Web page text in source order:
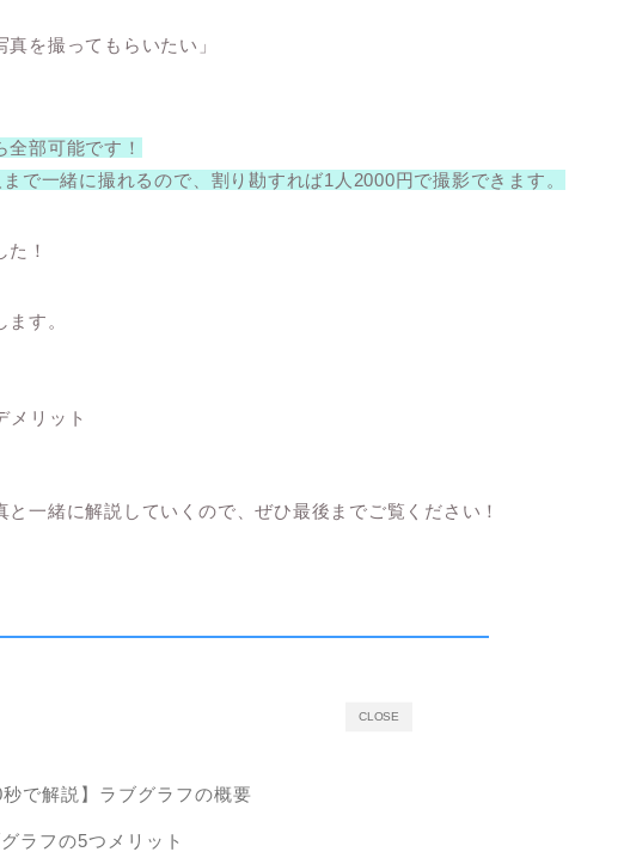
真を撮ってもらいたい」
全部可能です ！
で一緒に撮れるので、 割り勘すれば1人2000円で撮影できます。
！
す。
メリット
一緒に解説していくので、ぜひ最後までご覧ください！
CLOSE
秒で解説】ラブグラフの概要
ラフの5つメリット